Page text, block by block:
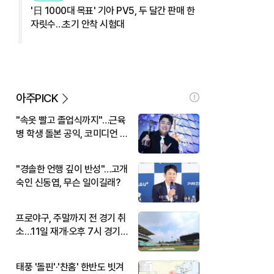
'日 1000대 목표' 기아 PV5, 두 달간 판매 한
자릿수…초기 안착 시험대
아주PICK
"속옷 빨고 졸업식까지"…근육
병 학생 돌본 공익, 코미디언 김
"경솔한 언행 깊이 반성"…고개
숙인 신동엽, 무슨 일이길래?
프로야구, 주말까지 전 경기 취
소…11일 재개·오후 7시 경기
태풍 '돌핀'·'찬홈' 한반도 빗겨